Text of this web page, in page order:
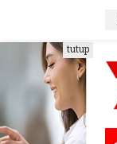
e
k
o
tutup